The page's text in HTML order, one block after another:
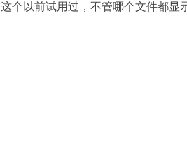
这个以前试用过，不管哪个文件都显